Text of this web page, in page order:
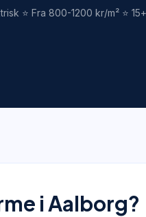
⭐ Fra 800-1200 kr/m² ⭐
i Aalborg?